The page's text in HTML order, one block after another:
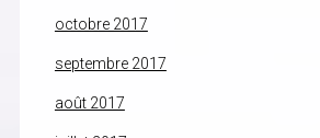
octobre 2017
septembre 2017
août 2017